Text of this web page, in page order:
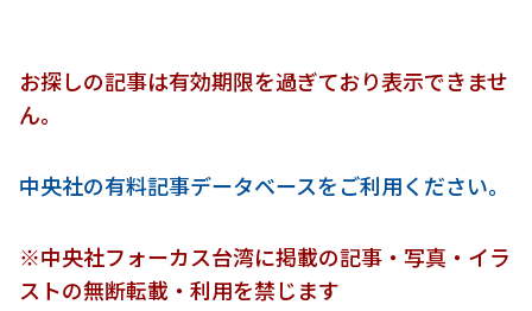
お探しの記事は有効期限を過ぎており表示できませ
ん。
中央社の有料記事データベースをご利用ください。
※中央社フォーカス台湾に掲載の記事・写真・イラ
ストの無断転載・利用を禁じます